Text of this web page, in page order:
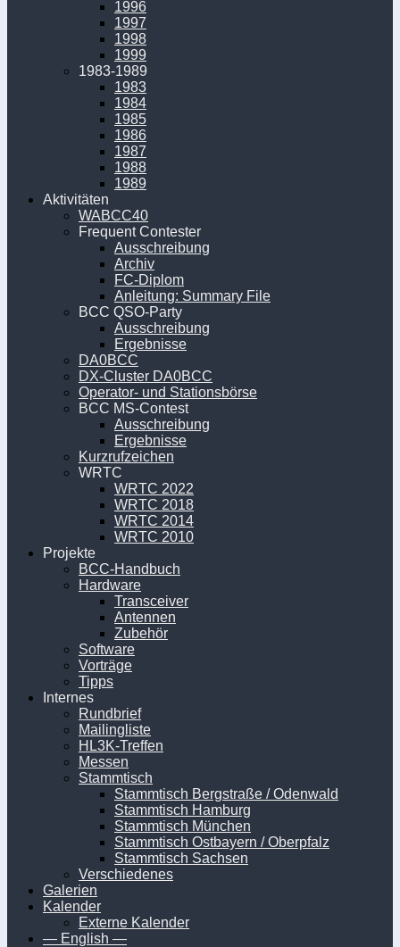
1996
1997
1998
1999
1983-1989
1983
1984
1985
1986
1987
1988
1989
Aktivitäten
WABCC40
Frequent Contester
Ausschreibung
Archiv
FC-Diplom
Anleitung: Summary File
BCC QSO-Party
Ausschreibung
Ergebnisse
DA0BCC
DX-Cluster DA0BCC
Operator- und Stationsbörse
BCC MS-Contest
Ausschreibung
Ergebnisse
Kurzrufzeichen
WRTC
WRTC 2022
WRTC 2018
WRTC 2014
WRTC 2010
Projekte
BCC-Handbuch
Hardware
Transceiver
Antennen
Zubehör
Software
Vorträge
Tipps
Internes
Rundbrief
Mailingliste
HL3K-Treffen
Messen
Stammtisch
Stammtisch Bergstraße / Odenwald
Stammtisch Hamburg
Stammtisch München
Stammtisch Ostbayern / Oberpfalz
Stammtisch Sachsen
Verschiedenes
Galerien
Kalender
Externe Kalender
— English —